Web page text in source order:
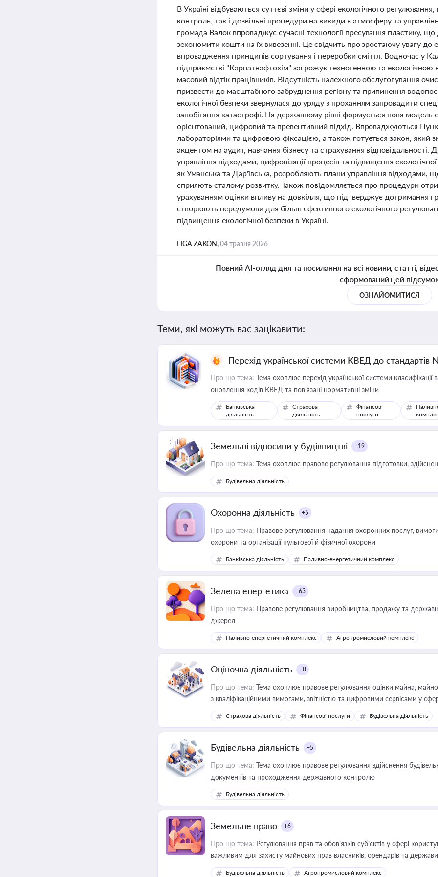
В Україні відбуваються суттєві зміни у сфері екологічного
контроль, так і дозвільні процедури на викиди в атмосферу та
громада Валок впроваджує сучасні технології пресування пластику,
зекономити кошти на їх вивезенні. Це свідчить про зростаючу увагу до
впровадження принципів сортування і переробки сміття. Водночас у
підприємстві "Карпатнафтохім" загрожує техногенною та
масовий відтік працівників. Відсутність належного обслуговування
призвести до масштабного забруднення регіону та припинення
екологічної безпеки звернулася до уряду з проханням запровадити
запобігання катастрофі. На державному рівні формується нова модель
орієнтований, цифровий та превентивний підхід. Впроваджуються
лабораторіями та цифровою фіксацією, а також готується закон, який
акцентом на аудит, навчання бізнесу та страхування відповідальності.
управління відходами, цифровізації процесів та підвищення
як Уманська та Дар'ївська, розробляють плани управління відходами,
сприяють сталому розвитку. Також повідомляється про процедури
урахуванням оцінки впливу на довкілля, що підтверджує дотримання
створюють передумови для більш ефективного екологічного
підвищення екологічної безпеки в Україні.
LIGA ZAKON,04 травня 2026
Повний AI-огляд дня та посилання на всі новини, статті,
сформований цей
ОЗНАЙОМИТИСЯ
Теми, які можуть вас зацікавити:
Перехід української системи КВЕД до стандартів
Про що тема: Тема охоплює перехід української системи класифікації
оновлення кодів КВЕД та пов'язані нормативні зміни
Банківська
діяльність
Страхова
діяльність
Фінансові
послуги
Земельні відносини у будівництві +19
Про що тема: Тема охоплює правове регулювання підготовки,
Будівельна діяльність
Охоронна діяльність +5
Про що тема: Правове регулювання надання охоронних послуг,
охорони та організації пультової й фізичної охорони
Банківська діяльність Паливно-енергетичний комплекс
Зелена енергетика +63
Про що тема: Правове регулювання виробництва, продажу та
джерел
Паливно-енергетичний комплекс Агропромисловий комплекс
Оціночна діяльність +8
Про що тема: Тема охоплює правове регулювання оцінки майна,
з кваліфікаційними вимогами, звітністю та цифровими сервісами у
медійних змін у цій сфері корисне для власника бізнесу, керівника,
приватизації, оренди державного майна, корпоративних угод і
Страхова діяльність Фінансові послуги Будівельна діяльність
Будівельна діяльність +5
Про що тема: Тема охоплює правове регулювання здійснення
документів та проходження державного контролю
Будівельна діяльність
Земельне право +6
Про що тема: Регулювання прав та обов’язків суб’єктів у сфері
важливим для захисту майнових прав власників, орендарів та
ресурсами
Будівельна діяльність Агропромисловий комплекс